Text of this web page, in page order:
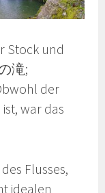
Stock und
滝;
der
war das
Flusses,
idealen